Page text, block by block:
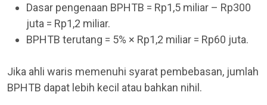
Dasar pengenaan BPHTB = Rp1,5 miliar – Rp300
juta = Rp1,2 miliar.
BPHTB terutang = 5% × Rp1,2 miliar = Rp60 juta.
Jika ahli waris memenuhi syarat pembebasan, jumlah
BPHTB dapat lebih kecil atau bahkan nihil.